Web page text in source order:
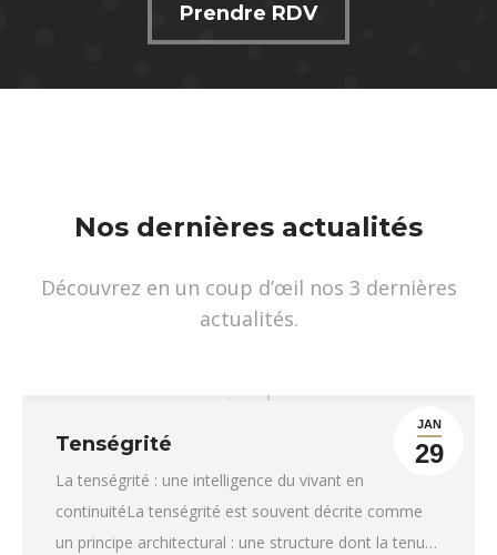
Prendre RDV
Nos dernières actualités
Découvrez en un coup d’œil nos 3 dernières
actualités.
JAN
29
Tenségrité
La tenségrité : une intelligence du vivant en
continuitéLa tenségrité est souvent décrite comme
un principe architectural : une structure dont la tenue